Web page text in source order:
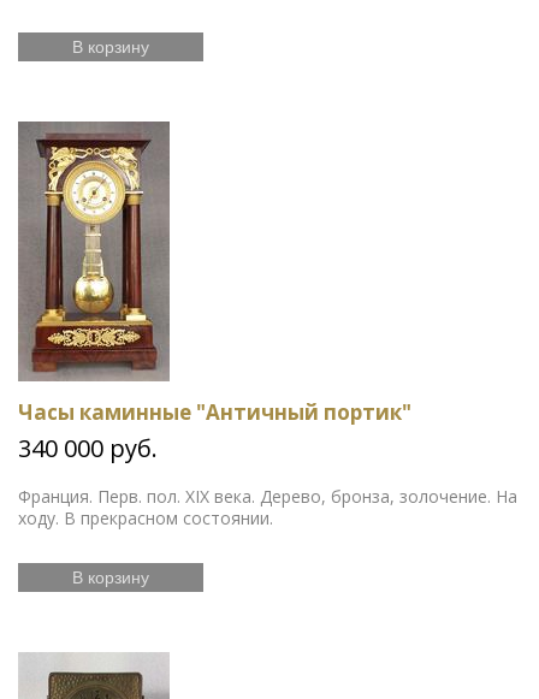
В корзину
Часы каминные "Античный портик"
340 000 руб.
Франция. Перв. пол. XIX века. Дерево, бронза, золочение. На
ходу. В прекрасном состоянии.
В корзину